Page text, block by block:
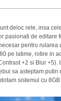
deloc rele, insa
pasionati de editare
pentru
pe latime, rotire in
+2 si Blur +5).
sa asteptam
sistemul cu 8GB